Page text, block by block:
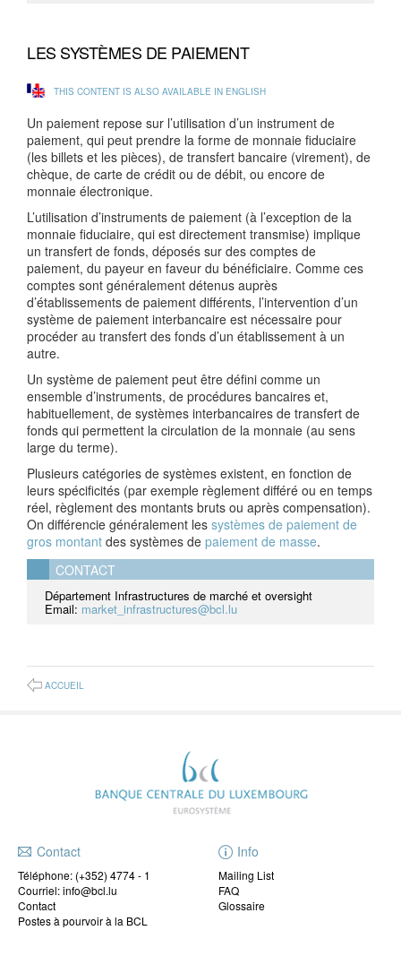
LES SYSTÈMES DE PAIEMENT
THIS CONTENT IS ALSO AVAILABLE IN ENGLISH
Un paiement repose sur l’utilisation d’un instrument de
paiement, qui peut prendre la forme de monnaie fiduciaire
(les billets et les pièces), de transfert bancaire (virement), de
chèque, de carte de crédit ou de débit, ou encore de
monnaie électronique.
L’utilisation d’instruments de paiement (à l’exception de la
monnaie fiduciaire, qui est directement transmise) implique
un transfert de fonds, déposés sur des comptes de
paiement, du payeur en faveur du bénéficiaire. Comme ces
comptes sont généralement détenus auprès
d’établissements de paiement différents, l’intervention d’un
système de paiement interbancaire est nécessaire pour
procéder au transfert des fonds d’un établissement à un
autre.
Un système de paiement peut être défini comme un
ensemble d’instruments, de procédures bancaires et,
habituellement, de systèmes interbancaires de transfert de
fonds qui permettent la circulation de la monnaie (au sens
large du terme).
Plusieurs catégories de systèmes existent, en fonction de
leurs spécificités (par exemple règlement différé ou en temps
réel, règlement des montants bruts ou après compensation).
On différencie généralement les systèmes de paiement de
gros montant des systèmes de paiement de masse.
CONTACT
Département Infrastructures de marché et oversight
Email: market_infrastructures@bcl.lu
ACCUEIL
Contact
Téléphone: (+352) 4774 - 1
Courriel: info@bcl.lu
Contact
Postes à pourvoir à la BCL
Info
Mailing List
FAQ
Glossaire